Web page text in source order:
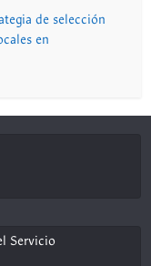
de selección
en
Servicio